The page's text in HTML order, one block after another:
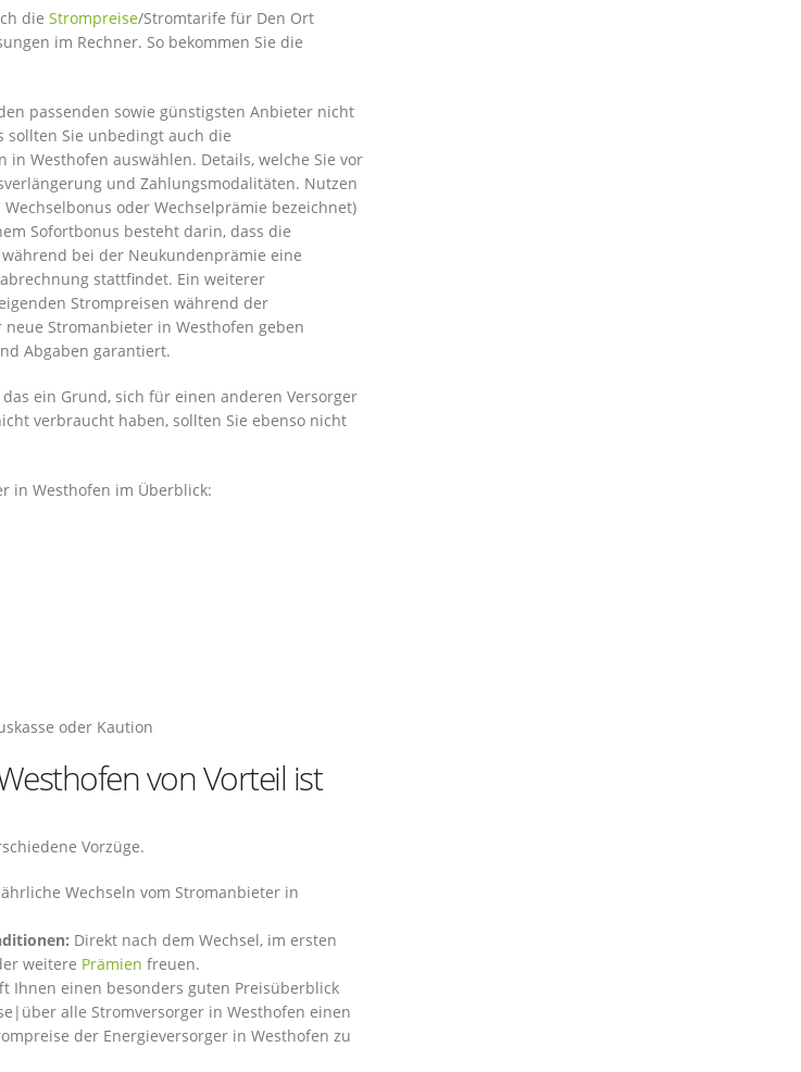
die Strompreise/Stromtarife für Den Ort
im Rechner. So bekommen Sie die
passenden sowie günstigsten Anbieter nicht
sollten Sie unbedingt auch die
Westhofen auswählen. Details, welche Sie vor
und Zahlungsmodalitäten. Nutzen
oder Wechselprämie bezeichnet)
Sofortbonus besteht darin, dass die
bei der Neukundenprämie eine
stattfindet. Ein weiterer
Strompreisen während der
Stromanbieter in Westhofen geben
Abgaben garantiert.
ein Grund, sich für einen anderen Versorger
verbraucht haben, sollten Sie ebenso nicht
in Westhofen im Überblick:
oder Kaution
von Vorteil ist
Vorzüge.
Wechseln vom Stromanbieter in
Direkt nach dem Wechsel, im ersten
weitere Prämien freuen.
Ihnen einen besonders guten Preisüberblick
alle Stromversorger in Westhofen einen
der Energieversorger in Westhofen zu